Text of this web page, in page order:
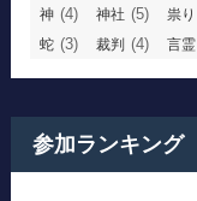
神 (4) 神社 (5) 祟り
蛇 (3) 裁判 (4) 言霊
参加ランキング